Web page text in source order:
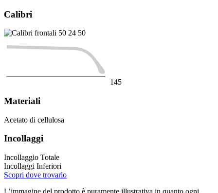
Calibri
50 24 50
145
Materiali
Acetato di cellulosa
Incollaggi
Incollaggio Totale
Incollaggi Inferiori
Scopri dove trovarlo
L’immagine del prodotto è puramente illustrativa in quanto ogni